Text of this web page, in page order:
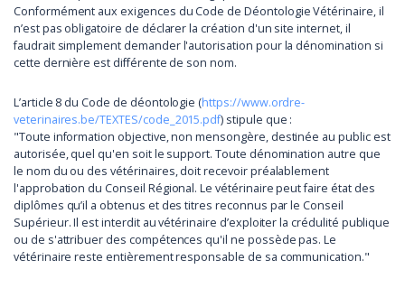
Conformément aux exigences du Code de Déontologie Vétérinaire, il
n’est pas obligatoire de déclarer la création d'un site internet, il
faudrait simplement demander l'autorisation pour la dénomination si
cette dernière est différente de son nom.
L’article 8 du Code de déontologie (https://www.ordre-
veterinaires.be/TEXTES/code_2015.pdf) stipule que :
"Toute information objective, non mensongère, destinée au public est
autorisée, quel qu'en soit le support. Toute dénomination autre que
le nom du ou des vétérinaires, doit recevoir préalablement
l'approbation du Conseil Régional. Le vétérinaire peut faire état des
diplômes qu’il a obtenus et des titres reconnus par le Conseil
Supérieur. Il est interdit au vétérinaire d’exploiter la crédulité publique
ou de s'attribuer des compétences qu'il ne possède pas. Le
vétérinaire reste entièrement responsable de sa communication."